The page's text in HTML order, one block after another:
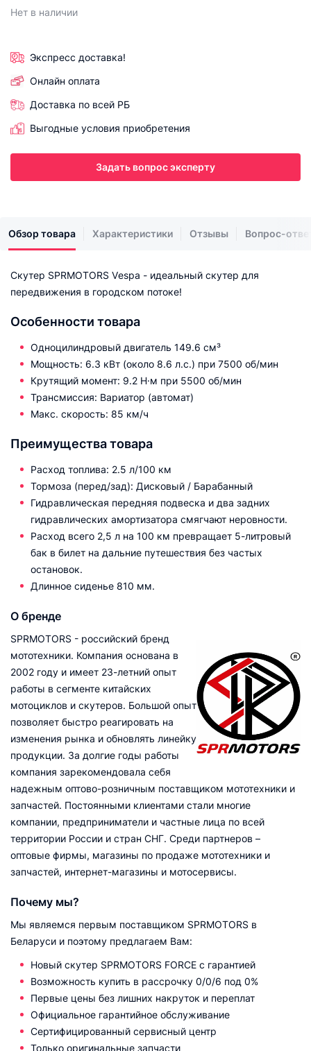
Нет в наличии
Экспресс доставка!
Онлайн оплата
Доставка по всей РБ
Выгодные условия приобретения
Задать вопрос эксперту
Обзор товара Характеристики Отзывы Вопрос-
Скутер SРRМОТОRS Vеsра - идеальный скутер для
передвижения в городском потоке!
Особенности товара
Одноцилиндровый двигатель 149.6 см³
Мощность: 6.3 кВт (около 8.6 л.с.) при 7500 об/мин
Крутящий момент: 9.2 Н·м при 5500 об/мин
Трансмиссия: Вариатор (автомат)
Макс. скорость: 85 км/ч
Преимущества товара
Расход топлива: 2.5 л/100 км
Тормоза (перед/зад): Дисковый / Барабанный
Гидравлическая передняя подвеска и два задних
гидравлических амортизатора смягчают неровности.
Расход всего 2,5 л на 100 км превращает 5-литровый
бак в билет на дальние путешествия без частых
остановок.
Длинное сиденье 810 мм.
О бренде
SPRMOTORS - российский бренд
мототехники. Компания основана в
2002 году и имеет 23-летний опыт
работы в сегменте китайских
мотоциклов и скутеров. Большой опыт
позволяет быстро реагировать на
изменения рынка и обновлять линейку
продукции. За долгие годы работы
компания зарекомендовала себя
надежным оптово-розничным поставщиком мототехники и
запчастей. Постоянными клиентами стали многие
компании, предприниматели и частные лица по всей
территории России и стран СНГ. Среди партнеров –
оптовые фирмы, магазины по продаже мототехники и
запчастей, интернет-магазины и мотосервисы.
Почему мы?
Мы являемся первым поставщиком SPRMOTORS в
Беларуси и поэтому предлагаем Вам:
Новый скутер SPRMOTORS FORCE с гарантией
Возможность купить в рассрочку 0/0/6 под 0%
Первые цены без лишних накруток и переплат
Официальное гарантийное обслуживание
Сертифицированный сервисный центр
Только оригинальные запчасти